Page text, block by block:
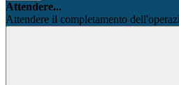
Attendere...
Attendere il completamento